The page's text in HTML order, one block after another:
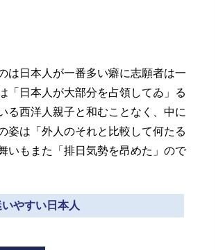
日本人が一番多い癖に志願者は一
「日本人が大部分を占領してゐ」る
る西洋人親子と和むことなく、中に
は「外人のそれと比較して何たる
いもまた「排日気勢を昂めた」ので
やすい日本人